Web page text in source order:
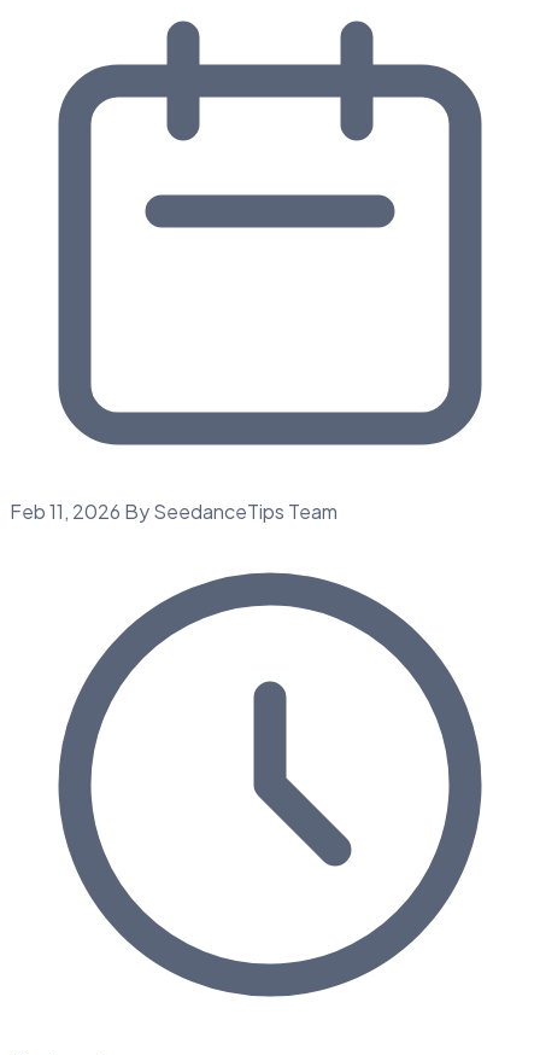
Feb 11, 2026 By SeedanceTips Team